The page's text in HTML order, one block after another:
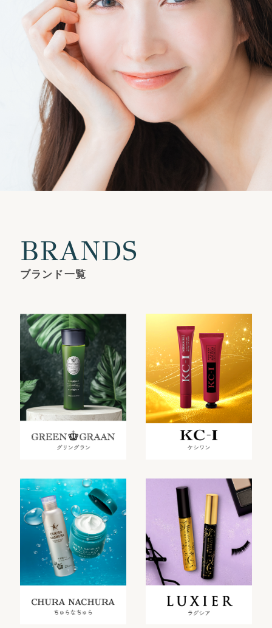
BRANDS
ブランド一覧